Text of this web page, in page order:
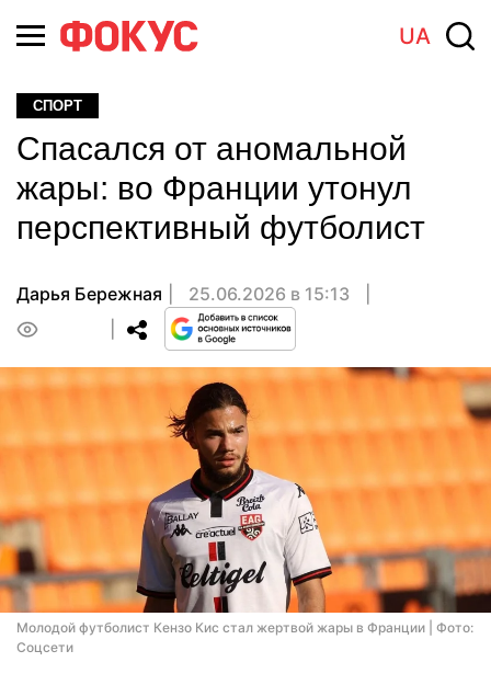
UA
СПОРТ
Спасался от аномальной
жары: во Франции утонул
перспективный футболист
Дарья Бережная
25.06.2026 в 15:13
Молодой футболист Кензо Кис стал жертвой жары в Франции | Фото:
Соцсети